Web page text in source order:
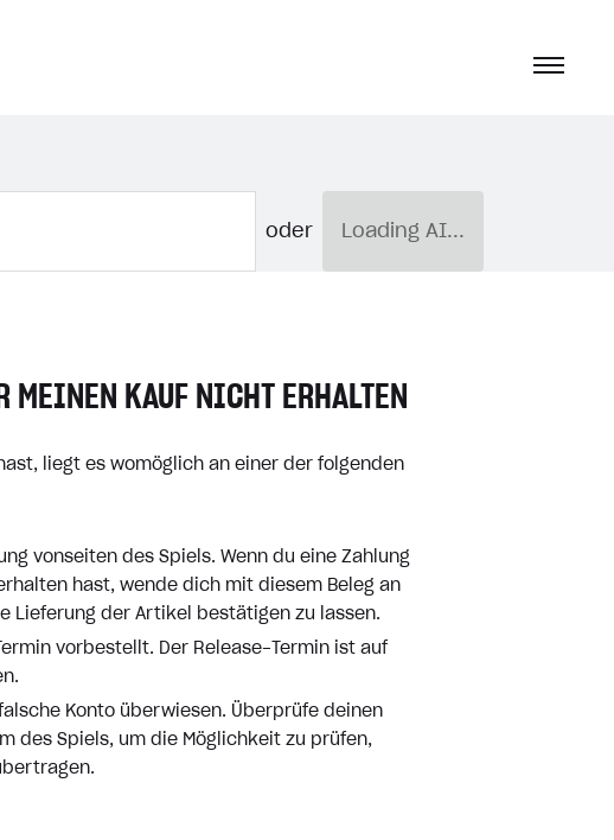
oder Loading AI...
KAUF NICHT ERHALTEN
liegt es womöglich an einer der folgenden
vonseiten des Spiels. Wenn du eine Zahlung
hast, wende dich mit diesem Beleg an
Lieferung der Artikel bestätigen zu lassen.
vorbestellt. Der Release-Termin ist auf
Konto überwiesen. Überprüfe deinen
des Spiels, um die Möglichkeit zu prüfen,